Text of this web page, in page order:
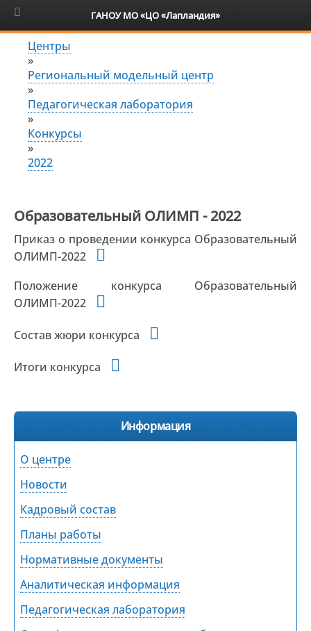
6+
Центры
»
Региональный модельный центр
»
Педагогическая лаборатория
»
Конкурсы
»
2022
Образовательный ОЛИМП - 2022
Приказ о проведении конкурса Образовательный
ОЛИМП-2022
Положение конкурса Образовательный
ОЛИМП-2022
Состав жюри конкурса
Итоги конкурса
Информация
О центре
Новости
Кадровый состав
Планы работы
Нормативные документы
Аналитическая информация
Педагогическая лаборатория
ГАНОУ МО «ЦО «Лапландия»